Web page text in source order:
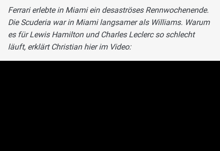
Ferrari erlebte in Miami ein desaströses Rennwochenende.
Die Scuderia war in Miami langsamer als Williams. Warum
es für Lewis Hamilton und Charles Leclerc so schlecht
läuft, erklärt Christian hier im Video: